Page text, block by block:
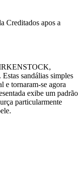
Creditados apos a
sandálias simples
e tornaram-se agora
exibe um padrão
particularmente